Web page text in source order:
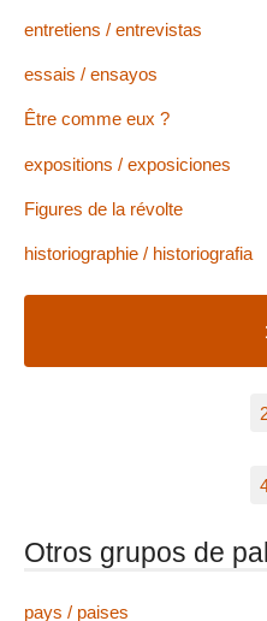
entretiens / entrevistas
essais / ensayos
Être comme eux ?
expositions / exposiciones
Figures de la révolte
historiographie / historiografia
Otros grupos de
pays / paises